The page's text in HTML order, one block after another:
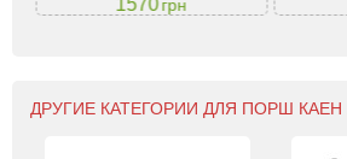
1570грн
ДРУГИЕ КАТЕГОРИИ ДЛЯ ПОРШ КАЕН